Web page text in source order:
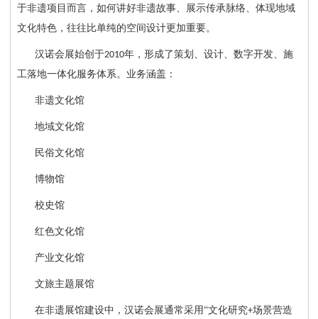
于非遗项目而言，如何讲好非遗故事、展示传承脉络、体现地域
文化特色，往往比单纯的空间设计更加重要。
汉诺会展始创于2010年，形成了策划、设计、数字开发、施
工落地一体化服务体系。业务涵盖：
非遗文化馆
地域文化馆
民俗文化馆
博物馆
校史馆
红色文化馆
产业文化馆
文旅主题展馆
在非遗展馆建设中，汉诺会展通常采用“文化研究+场景营造